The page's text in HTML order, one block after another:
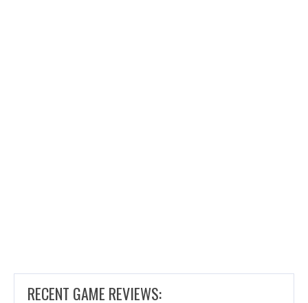
RECENT GAME REVIEWS: